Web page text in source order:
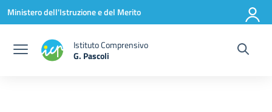
Vai ai contenuti
Vai al menu di navigazione
Vai al footer
Ministero dell'Istruzione e del Merito
Istituto Comprensivo
G. Pascoli